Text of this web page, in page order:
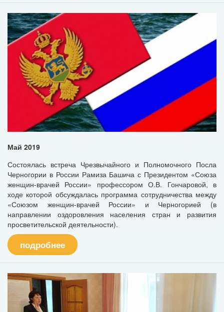
Май 2019
Состоялась встреча Чрезвычайного и Полномочного Посла
Черногории в России Рамиза Башича с Президентом «Союза
женщин-врачей России» профессором О.В. Гончаровой, в
ходе которой обсуждалась программа сотрудничества между
«Союзом женщин-врачей России» и Черногорией (в
направлении оздоровления населения стран и развития
просветительской деятельности).
подробнее